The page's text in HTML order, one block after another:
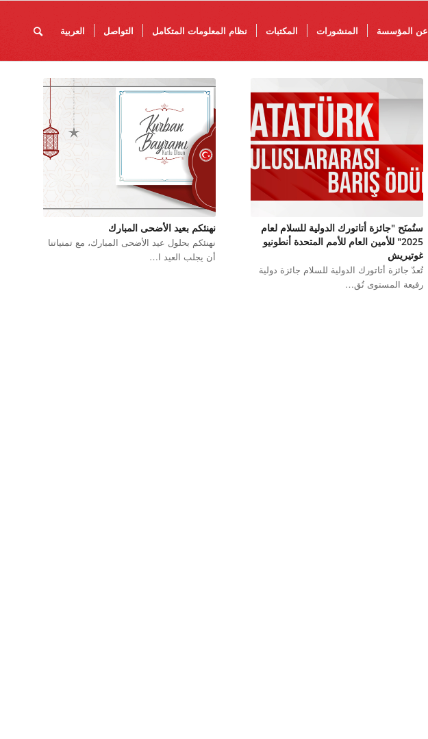
عن المؤسسة المنشورات المكتبات نظام المعلومات المتكامل التواصل العربية
ستُمنَح "جائزة أتاتورك الدولية للسلام لعام
2025" للأمين العام للأمم المتحدة أنطونيو
غوتيريش
تُعدّ جائزة أتاتورك الدولية للسلام جائزة دولية
رفيعة المستوى تُق…
نهنئكم بعيد الأضحى المبارك
نهنئكم بحلول عيد الأضحى المبارك، مع تمنياتنا
أن يجلب العيد ا…